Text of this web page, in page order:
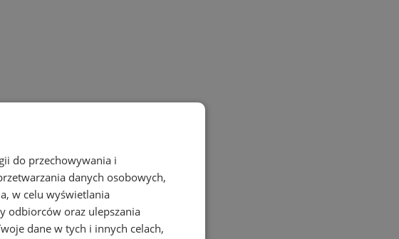
do przechowywania i
danych osobowych,
w celu wyświetlania
odbiorców oraz ulepszania
dane w tych i innych celach,